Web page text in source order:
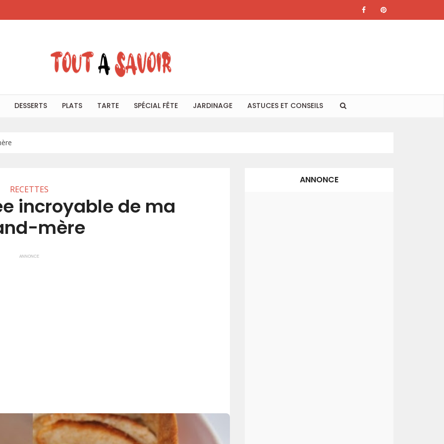
DESSERTS PLATS TARTE SPÉCIAL FÊTE JARDINAGE ASTUCES ET CONSEILS
RECETTES
incroyable de ma
mère
ANNONCE
ANNONCE